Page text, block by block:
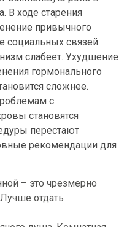
В ходе старения
привычного
социальных связей.
слабеет. Ухудшение
гормонального
сложнее.
с
становятся
перестают
рекомендации для
– это чрезмерно
отдать